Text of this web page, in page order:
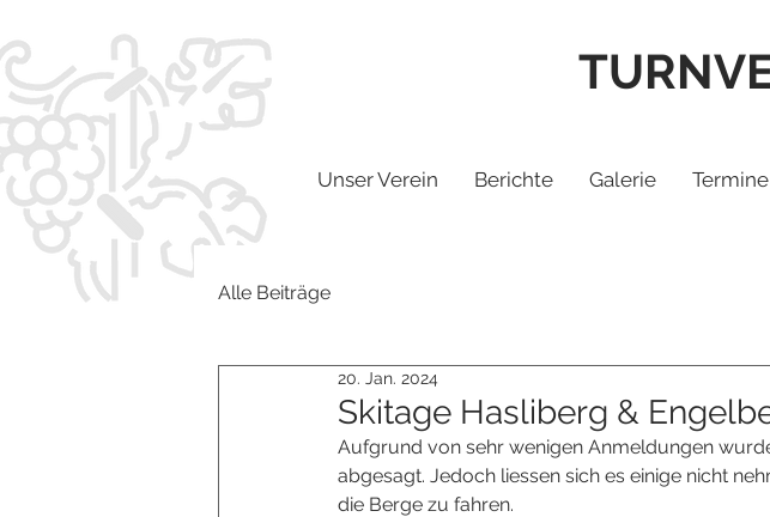
Unser Verein Berichte Galerie Termine
Alle Beiträge
Skitage Hasliberg &
20. Jan. 2024
Aufgrund von sehr wenigen Anmeldungen
abgesagt. Jedoch liessen sich es einige nicht
die Berge zu fahren.